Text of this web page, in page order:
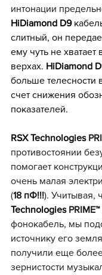
интонации
HiDiamond D9
слитный, он
ему чуть не хватает
верхах. HiDiamond
больше телесности
счет снижения
показателей.
RSX Тесhnоlogiеs
противостоянии
помогает
очень малая
(18 пФ!!!). Учитывая,
Тесhnоlogiеs PRIME™
фонокабель, мы
источнику его
получили еще
зернистости